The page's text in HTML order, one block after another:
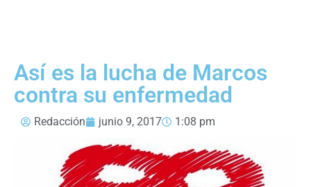
Así es la lucha de Marcos
contra su enfermedad
Redacción junio 9, 2017 1:08 pm